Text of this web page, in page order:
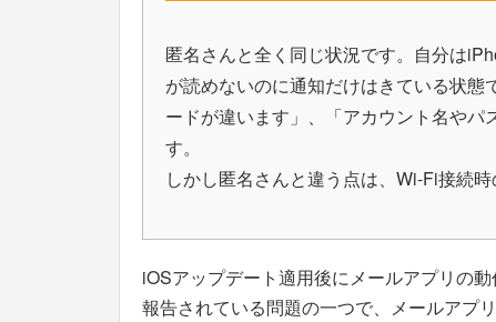
匿名さんと全く同じ状況です。自分は
が読めないのに通知だけはきている状
ードが違います」、「アカウント名やパ
す。
しかし匿名さんと違う点は、Wi-Fi接続
iOSアップデート適用後にメールアプリの
報告されている問題の一つで、メールアプ